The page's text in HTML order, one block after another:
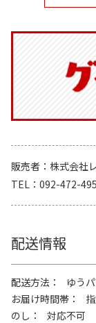
販売者
株式会社
TEL
092-472-
配送情報
配送方法
ゆう
お届け時間帯
のし
対応不可